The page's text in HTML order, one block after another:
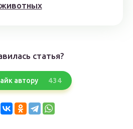
животных
статья?
автору 434